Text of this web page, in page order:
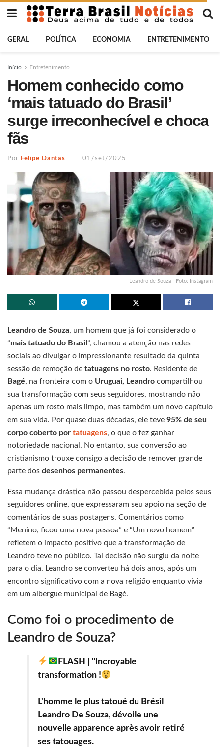
GERAL POLÍTICA ECONOMIA ENTRETENIMENTO
Início Entretenimento
Homem conhecido como
‘mais tatuado do Brasil’
surge irreconhecível e choca
fãs
Por Felipe Dantas 01/set/2025
Leandro de Souza - Foto: Instagram
Leandro de Souza, um homem que já foi considerado o
“mais tatuado do Brasil “, chamou a atenção nas redes
sociais ao divulgar o impressionante resultado da quinta
sessão de remoção de tatuagens no rosto. Residente de
Bagé, na fronteira com o Uruguai, Leandro compartilhou
sua transformação com seus seguidores, mostrando não
apenas um rosto mais limpo, mas também um novo capítulo
em sua vida. Por quase duas décadas, ele teve 95% de seu
corpo coberto por tatuagens, o que o fez ganhar
notoriedade nacional. No entanto, sua conversão ao
cristianismo trouxe consigo a decisão de remover grande
parte dos desenhos permanentes.
Essa mudança drástica não passou despercebida pelos seus
seguidores online, que expressaram seu apoio na seção de
comentários de suas postagens. Comentários como
“Menino, ficou uma nova pessoa” e “Um novo homem”
refletem o impacto positivo que a transformação de
Leandro teve no público. Tal decisão não surgiu da noite
para o dia. Leandro se converteu há dois anos, após um
encontro significativo com a nova religião enquanto vivia
em um albergue municipal de Bagé.
Como foi o procedimento de
Leandro de Souza?
FLASH | "Incroyable
transformation !
L'homme le plus tatoué du Brésil
Leandro De Souza, dévoile une
nouvelle apparence après avoir retiré
ses tatouages.